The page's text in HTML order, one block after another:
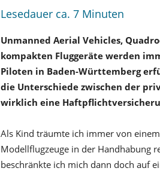
Lesedauer ca. 7 Minuten
Unmanned Aerial Vehicles,
kompakten Fluggeräte werden
Piloten in Baden-Württemberg
die Unterschiede zwischen der
wirklich eine
Als Kind träumte ich immer von
Modellflugzeuge in der Handhabung
beschränkte ich mich dann doch auf